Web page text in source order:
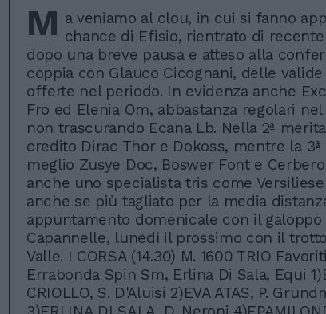
M a veniamo al clou, in cui si fanno
chance di Efisio, rientrato di recente
dopo una breve pausa e atteso alla
coppia con Glauco Cicognani, delle
offerte nel periodo. In evidenza anche
Fro ed Elenia Om, abbastanza regolari
non trascurando Ecana Lb. Nella 2ª
credito Dirac Thor e Dokoss, mentre la 3ª
meglio Zusye Doc, Boswer Font e
anche uno specialista tris come Versiliese
anche se più tagliato per la media
appuntamento domenicale con il galoppo
Capannelle, lunedì il prossimo con il
Valle. I CORSA (14.30) M. 1600 TRIO
Errabonda Spin Sm, Erlina Di Sala, Equi
CRIOLLO, S. D'Aluisi 2)EVA ATAS, P.